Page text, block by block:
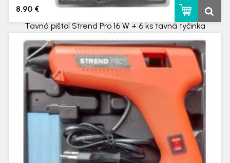
Tavná pištol Strend Pro 16 W + 6 ks tavná tyčinka
- 213429
skladom
8,90 €